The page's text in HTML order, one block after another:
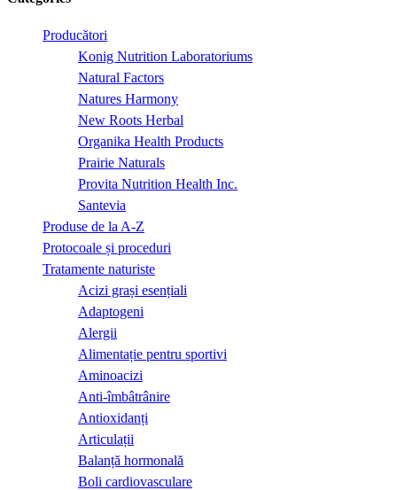
Producători
Konig Nutrition Laboratoriums
Natural Factors
Natures Harmony
New Roots Herbal
Organika Health Products
Prairie Naturals
Provita Nutrition Health Inc.
Santevia
Produse de la A-Z
Protocoale și proceduri
Tratamente naturiste
Acizi grași esențiali
Adaptogeni
Alergii
Alimentație pentru sportivi
Aminoacizi
Anti-îmbâtrânire
Antioxidanți
Articulații
Balanță hormonală
Boli cardiovasculare